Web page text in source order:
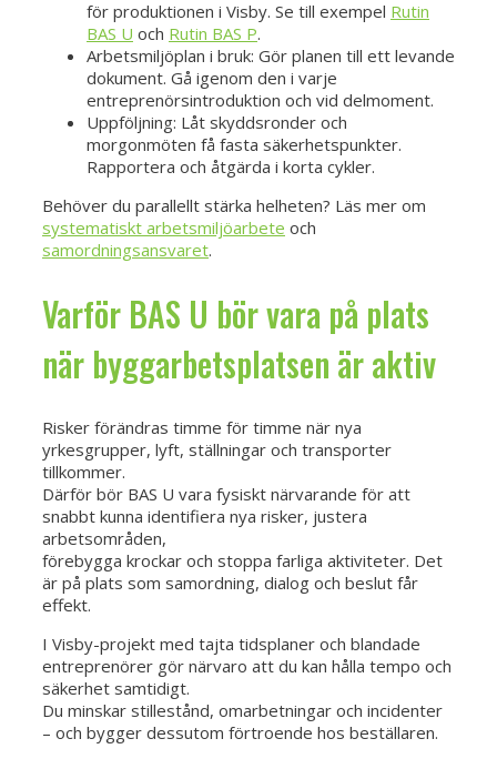
för produktionen i Visby. Se till exempel Rutin
BAS U och Rutin BAS P.
Arbetsmiljöplan i bruk: Gör planen till ett levande
dokument. Gå igenom den i varje
entreprenörsintroduktion och vid delmoment.
Uppföljning: Låt skyddsronder och
morgonmöten få fasta säkerhetspunkter.
Rapportera och åtgärda i korta cykler.
Behöver du parallellt stärka helheten? Läs mer om
systematiskt arbetsmiljöarbete och
samordningsansvaret.
Varför BAS U bör vara på plats
när byggarbetsplatsen är aktiv
Risker förändras timme för timme när nya
yrkesgrupper, lyft, ställningar och transporter
tillkommer.
Därför bör BAS U vara fysiskt närvarande för att
snabbt kunna identifiera nya risker, justera
arbetsområden,
förebygga krockar och stoppa farliga aktiviteter. Det
är på plats som samordning, dialog och beslut får
effekt.
I Visby-projekt med tajta tidsplaner och blandade
entreprenörer gör närvaro att du kan hålla tempo och
säkerhet samtidigt.
Du minskar stillestånd, omarbetningar och incidenter
– och bygger dessutom förtroende hos beställaren.